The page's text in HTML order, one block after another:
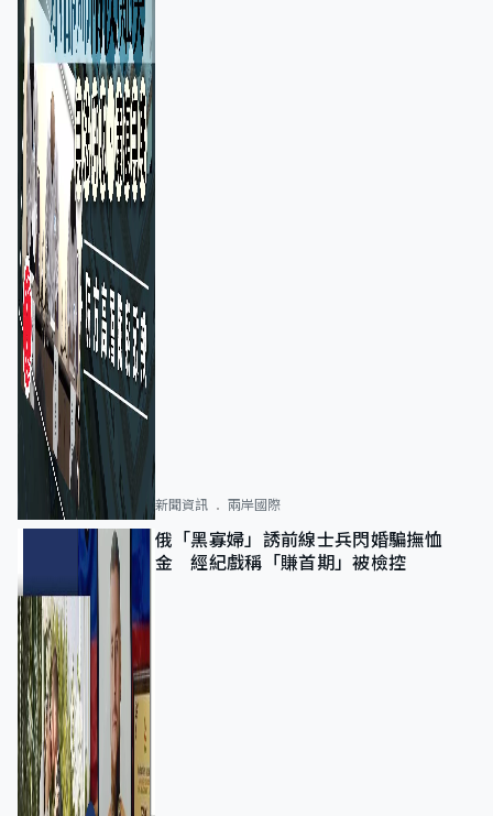
新聞資訊 兩岸國際
俄「黑寡婦」誘前線士兵閃婚騙撫恤
金 經紀戲稱「賺首期」被檢控